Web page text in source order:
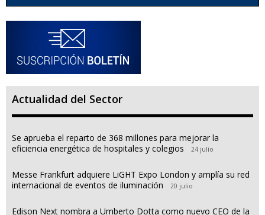
Actualidad del Sector
Se aprueba el reparto de 368 millones para mejorar la
eficiencia energética de hospitales y colegios
24 julio
Messe Frankfurt adquiere LiGHT Expo London y amplía su red
internacional de eventos de iluminación
20 julio
Edison Next nombra a Umberto Dotta como nuevo CEO de la